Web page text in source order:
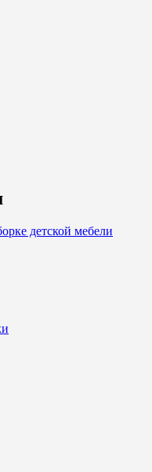
детской мебели